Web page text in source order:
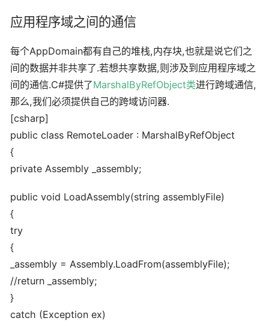
应用程序域之间的通信
每个AppDomain都有自己的堆栈,内存块,也就是说它们之
间的数据并非共享了.若想共享数据,则涉及到应用程序域之
间的通信.C#提供了MarshalByRefObject类进行跨域通信,
那么,我们必须提供自己的跨域访问器.
[csharp]
public class RemoteLoader : MarshalByRefObject
{
private Assembly _assembly;
public void LoadAssembly(string assemblyFile)
{
try
{
_assembly = Assembly.LoadFrom(assemblyFile);
//return _assembly;
}
catch (Exception ex)